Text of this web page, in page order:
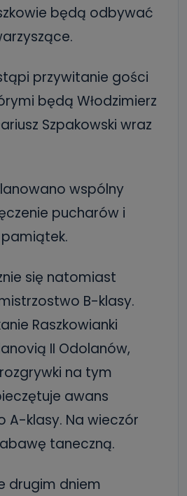
będą odbywać
przywitanie gości
będą Włodzimierz
Szpakowski wraz
wspólny
pucharów i
się natomiast
B-klasy.
Raszkowianki
II Odolanów,
na tym
awans
A-klasy. Na wieczór
taneczną.
drugim dniem